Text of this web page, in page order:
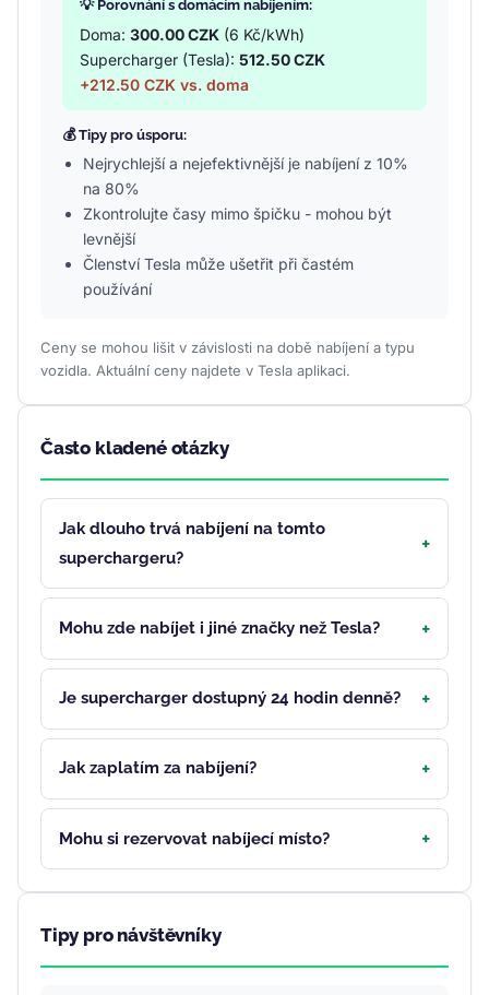
💡 Porovnání s domácím nabíjením:
Doma: 300.00 CZK (6 Kč/kWh)
Supercharger (Tesla): 512.50 CZK
+212.50 CZK vs. doma
💰 Tipy pro úsporu:
Nejrychlejší a nejefektivnější je nabíjení z 10%
na 80%
Zkontrolujte časy mimo špičku - mohou být
levnější
Členství Tesla může ušetřit při častém
používání
Ceny se mohou lišit v závislosti na době nabíjení a typu
vozidla. Aktuální ceny najdete v Tesla aplikaci.
Často kladené otázky
Jak dlouho trvá nabíjení na tomto
superchargeru?
Mohu zde nabíjet i jiné značky než Tesla?
Je supercharger dostupný 24 hodin denně?
Jak zaplatím za nabíjení?
Mohu si rezervovat nabíjecí místo?
Tipy pro návštěvníky